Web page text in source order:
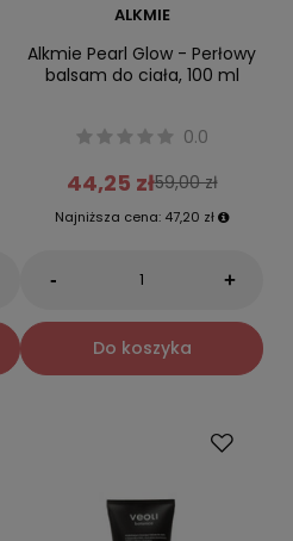
ALKMIE
Alkmie Pearl Glow - Perłowy
balsam do ciała, 100 ml
0.0
44,25 zł59,00 zł
Najniższa cena: 47,20 zł
- +
Do koszyka